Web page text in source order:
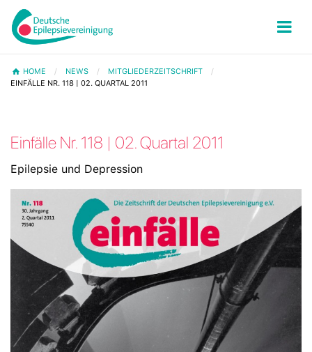
HOME NEWS
MITGLIEDERZEITSCHRIFT
EINFÄLLE NR. 118 | 02. QUARTAL 2011
Einfälle Nr. 118 | 02. Quartal 2011
Epilepsie und Depression